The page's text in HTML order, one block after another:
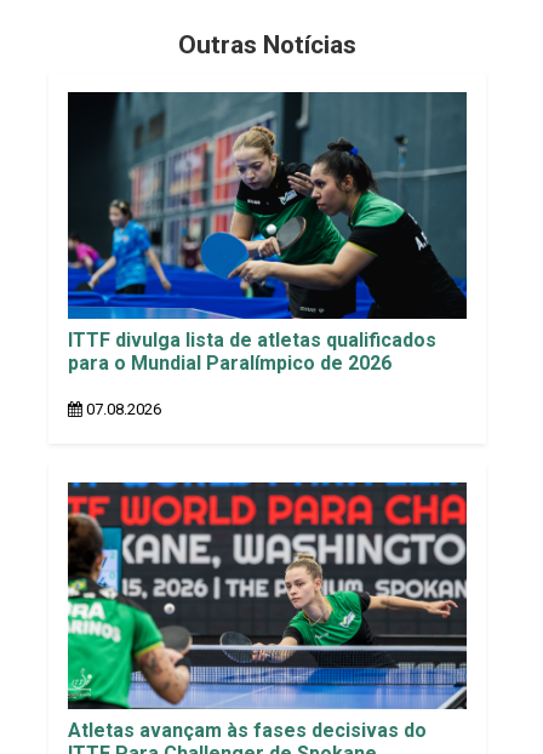
Outras Notícias
ITTF divulga lista de atletas qualificados
para o Mundial Paralímpico de 2026
07.08.2026
Atletas avançam às fases decisivas do